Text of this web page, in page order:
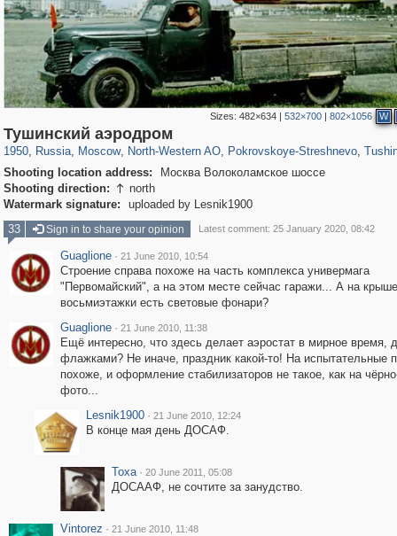
Sizes: 482×634| 532×700| 802×1056 W
Тушинский аэродром
1950, Russia
1,406,848 29,243
, Moscow
319,861 8,286
, North-Western AO
8,080 112
, Pokrovskoye-Streshnevo,
307
Shooting location address:
Москва Волоколамское шоссе
Shooting direction:  north
Watermark signature:
uploaded by Lesnik1900
33
Sign in to share your opinion Latest comment: 25 January 2020, 08:42
Guaglione · 21 June 2010, 10:54
Строение справа похоже на часть комплекса универмага
"Первомайский", а на этом месте сейчас гаражи... А на крыше
восьмиэтажки есть световые фонари?
Guaglione · 21 June 2010, 11:38
Ещё интересно, что здесь делает аэростат в мирное время,
флажками? Не иначе, праздник какой-то! На испытательные
похоже, и оформление стабилизаторов не такое, как на
фото...
Lesnik1900 · 21 June 2010, 12:24
В конце мая день ДОСАФ.
Toxa · 20 June 2011, 05:08
ДОСААФ, не сочтите за занудство.
Vintorez · 21 June 2010, 11:48